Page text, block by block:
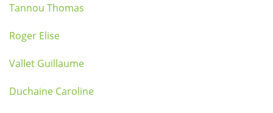
Tannou Thomas
Roger Elise
Vallet Guillaume
Duchaine Caroline